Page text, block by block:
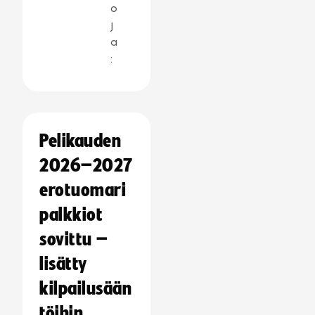
o
j
a
:
Pelikauden
2026–2027
erotuomari
palkkiot
sovittu –
lisätty
kilpailusään